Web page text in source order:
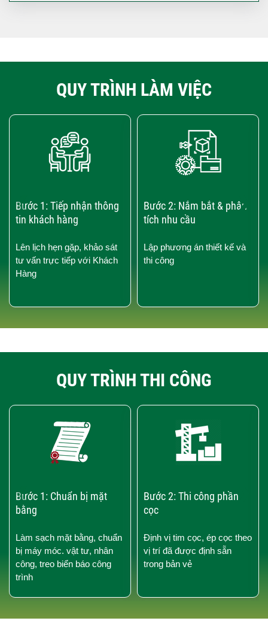
QUY TRÌNH LÀM VIỆC
Bước 1: Tiếp nhận thông
tin khách hàng
Lên lịch hẹn gặp, khảo sát
tư vấn trực tiếp với Khách
Hàng
Bước 2: Nắm bắt & phân
tích nhu cầu
Lập phương án thiết kế và
thi công
›
‹
QUY TRÌNH THI CÔNG
Bước 1: Chuẩn bị mặt
bằng
Làm sạch mặt bằng, chuẩn
bị máy móc. vật tư, nhân
công, treo biển báo công
trình
Bước 2: Thi công phần
cọc
Định vị tim cọc, ép cọc theo
vị trí đã được định sẵn
trong bản vẻ
›
‹